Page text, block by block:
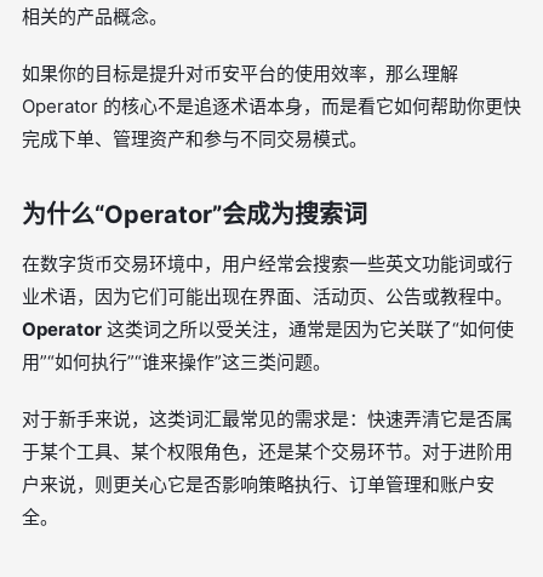
相关的产品概念。
如果你的目标是提升对币安平台的使用效率，那么理解
Operator 的核心不是追逐术语本身，而是看它如何帮助你更快
完成下单、管理资产和参与不同交易模式。
为什么“Operator”会成为搜索词
在数字货币交易环境中，用户经常会搜索一些英文功能词或行
业术语，因为它们可能出现在界面、活动页、公告或教程中。
Operator 这类词之所以受关注，通常是因为它关联了“如何使
用”“如何执行”“谁来操作”这三类问题。
对于新手来说，这类词汇最常见的需求是：快速弄清它是否属
于某个工具、某个权限角色，还是某个交易环节。对于进阶用
户来说，则更关心它是否影响策略执行、订单管理和账户安
全。